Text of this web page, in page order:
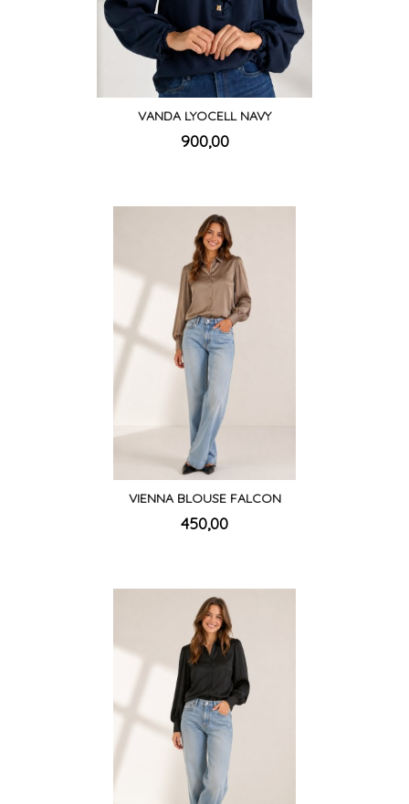
VANDA LYOCELL NAVY
Pris
900,00mva.
VIENNA BLOUSE FALCON
Pris
450,00mva.